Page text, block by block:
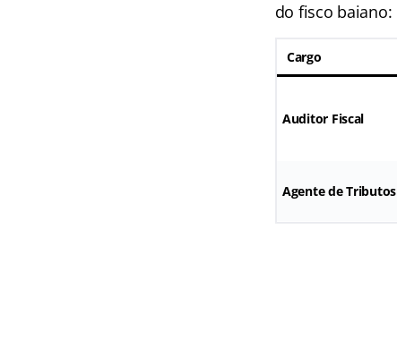
do fisco baiano:
Cargo
Auditor Fiscal
Agente de Tributos